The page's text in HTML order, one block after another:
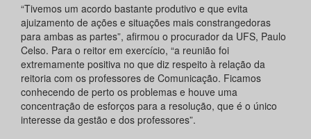
“Tivemos um acordo bastante produtivo e que evita
ajuizamento de ações e situações mais constrangedoras
para ambas as partes”, afirmou o procurador da UFS, Paulo
Celso. Para o reitor em exercício, “a reunião foi
extremamente positiva no que diz respeito à relação da
reitoria com os professores de Comunicação. Ficamos
conhecendo de perto os problemas e houve uma
concentração de esforços para a resolução, que é o único
interesse da gestão e dos professores”.